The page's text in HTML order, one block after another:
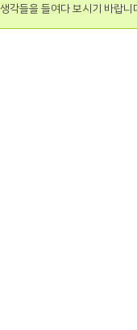
각들을 들여다 보시기 바랍니